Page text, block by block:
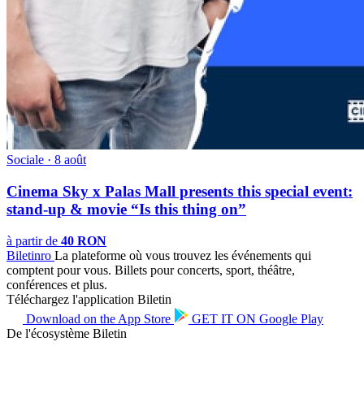
Sociale · 8 août
Cinema Sky x Palas Mall presents this special event:
stand-up & movie “Is this thing on”
à partir de 40 RON
Biletinro La plateforme où vous trouvez les événements qui
comptent pour vous. Billets pour concerts, sport, théâtre,
conférences et plus.
Téléchargez l'application Biletin
Download on the App Store GET IT ON Google Play
De l'écosystème Biletin